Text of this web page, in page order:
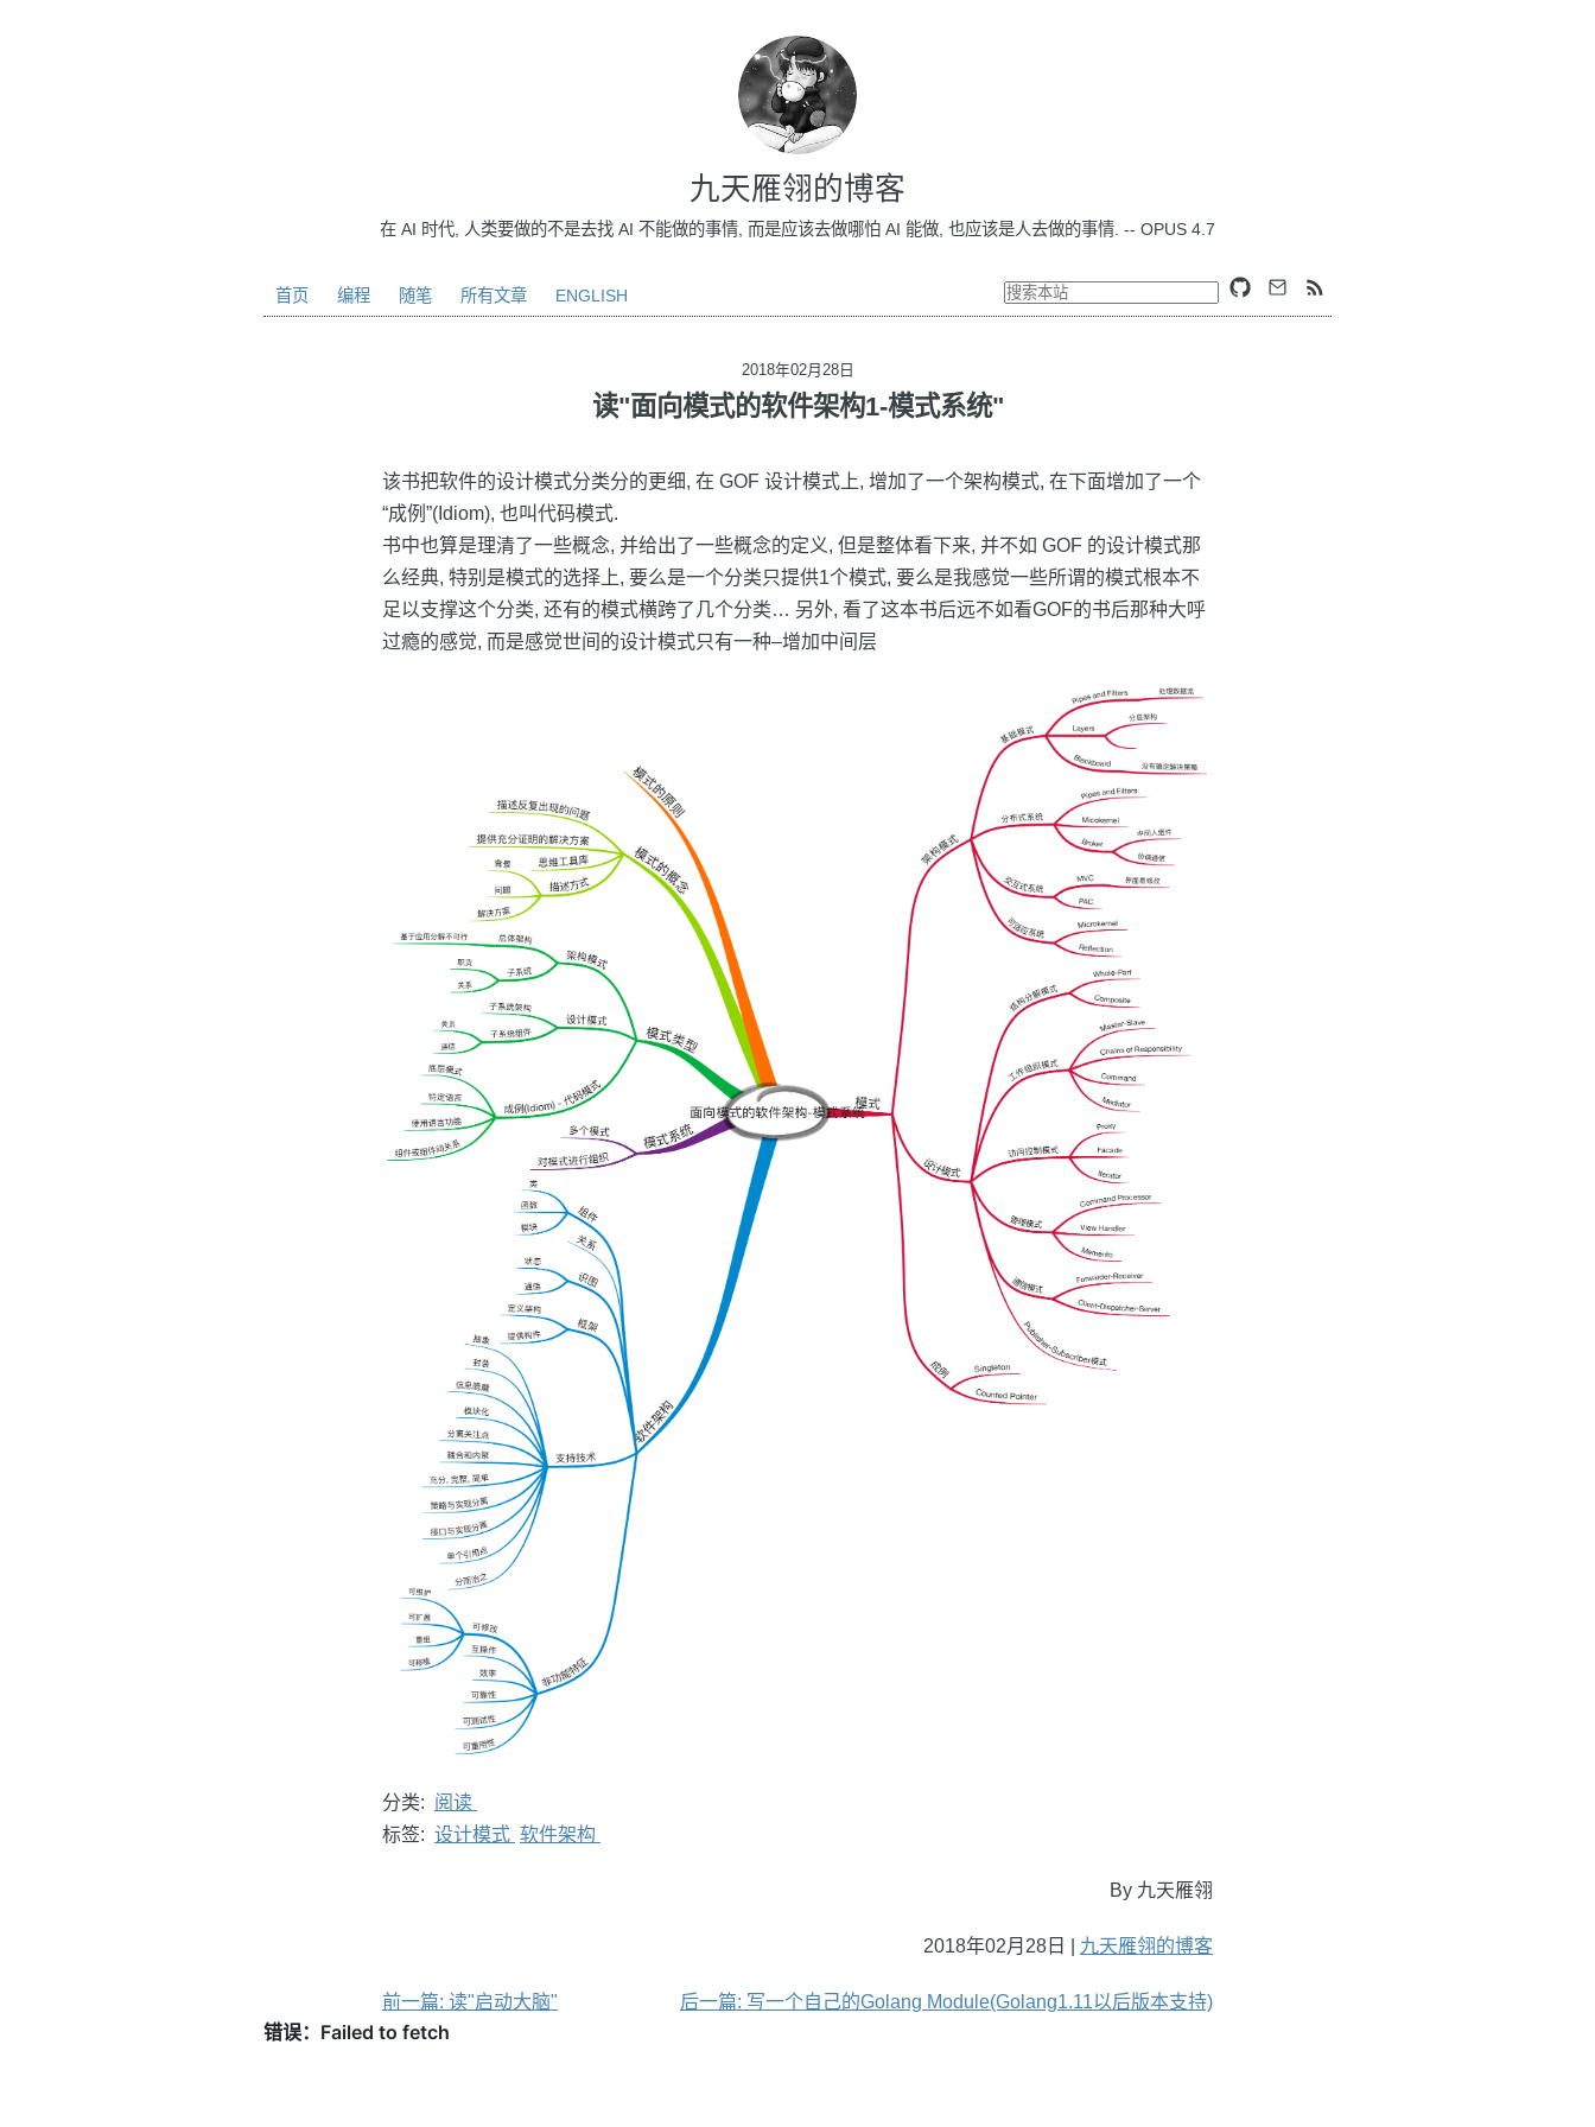
九天雁翎的博客
在 AI 时代, 人类要做的不是去找 AI 不能做的事情, 而是应该去做哪怕 AI 能做, 也应该是人去做的事情. -- OPUS 4.7
首页 编程 随笔 所有文章 ENGLISH
2018年02月28日
读"面向模式的软件架构1-模式系统"
该书把软件的设计模式分类分的更细, 在 GOF 设计模式上, 增加了一个架构模式, 在下面增加了一个
“成例”(Idiom), 也叫代码模式.
书中也算是理清了一些概念, 并给出了一些概念的定义, 但是整体看下来, 并不如 GOF 的设计模式那
么经典, 特别是模式的选择上, 要么是一个分类只提供1个模式, 要么是我感觉一些所谓的模式根本不
足以支撑这个分类, 还有的模式横跨了几个分类… 另外, 看了这本书后远不如看GOF的书后那种大呼
过瘾的感觉, 而是感觉世间的设计模式只有一种–增加中间层
分类: 阅读
标签: 设计模式 软件架构
By 九天雁翎
2018年02月28日 | 九天雁翎的博客
前一篇: 读"启动大脑" 后一篇: 写一个自己的Golang Module(Golang1.11以后版本支持)